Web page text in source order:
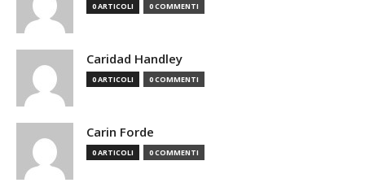
0 ARTICOLI 0 COMMENTI
Caridad Handley
0 ARTICOLI 0 COMMENTI
Carin Forde
0 ARTICOLI 0 COMMENTI